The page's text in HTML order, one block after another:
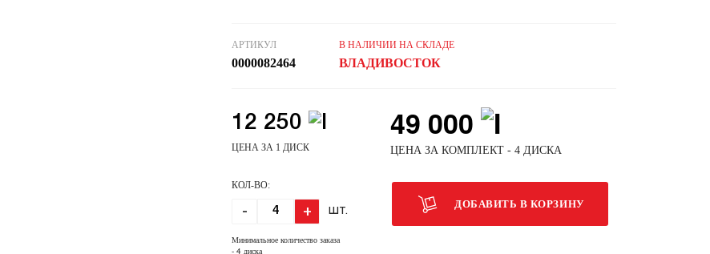
АРТИКУЛ
0000082464
В НАЛИЧИИ НА СКЛАДЕ
ВЛАДИВОСТОК
12 250
ЦЕНА ЗА 1 ДИСК
49 000
ЦЕНА ЗА КОМПЛЕКТ - 4 ДИСКА
КОЛ-ВО:
- + ШТ.
Минимальное количество заказа
- 4 диска
ДОБАВИТЬ В КОРЗИНУ